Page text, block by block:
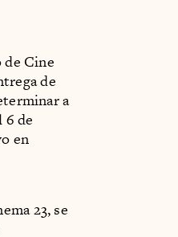
Cine
de
a
6 de
en
23, se